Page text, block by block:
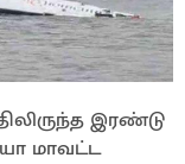
இரண்டு
மாவட்ட